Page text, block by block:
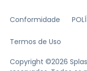
Conformidade
Termos de Uso
Copyright ©2026